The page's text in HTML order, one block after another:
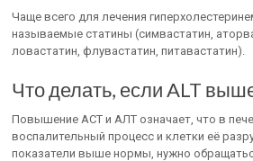
Чаще всего для лечения
называемые статины (симвастатин,
ловастатин, флувастатин, питавастатин).
Что делать, если ALT
Повышение АСТ и АЛТ означает, что в
воспалительный процесс и клетки её
показатели выше нормы, нужно